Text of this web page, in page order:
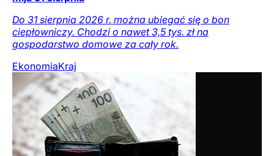
Do 31 sierpnia 2026 r. można ubiegać się o bon
ciepłowniczy. Chodzi o nawet 3,5 tys. zł na
gospodarstwo domowe za cały rok.
EkonomiaKraj